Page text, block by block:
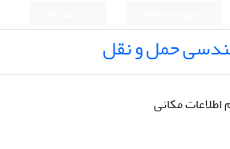
حمل و نقل
مکانی